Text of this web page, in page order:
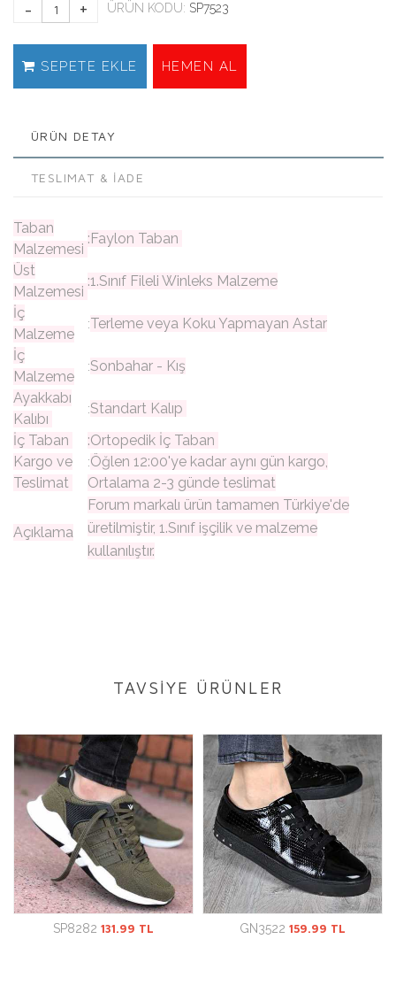
ÜRÜN KODU: SP7523
SEPETE EKLE HEMEN AL
ÜRÜN DETAY
TESLIMAT & İADE
Taban
Malzemesi
:Faylon Taban
Üst
Malzemesi
:1.Sınıf Fileli Winleks Malzeme
İç
Malzeme
:Terleme veya Koku Yapmayan Astar
İç
Malzeme
:Sonbahar - Kış
Ayakkabı
Kalıbı
:Standart Kalıp
İç Taban
:Ortopedik İç Taban
Kargo ve
Teslimat
:Öğlen 12:00'ye kadar aynı gün kargo,
Ortalama 2-3 günde teslimat
Açıklama
Forum markalı ürün tamamen Türkiye'de
üretilmiştir, 1.Sınıf işçilik ve malzeme
kullanılıştır.
TAVSİYE ÜRÜNLER
SP8282 131.99 TL GN3522 159.99 TL